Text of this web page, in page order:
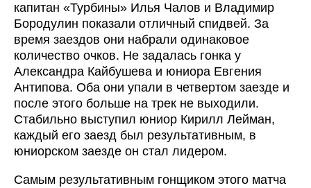
капитан «Турбины» Илья Чалов и Владимир
Бородулин показали отличный спидвей. За
время заездов они набрали одинаковое
количество очков. Не задалась гонка у
Александра Кайбушева и юниора Евгения
Антипова. Оба они упали в четвертом заезде и
после этого больше на трек не выходили.
Стабильно выступил юниор Кирилл Лейман,
каждый его заезд был результативным, в
юниорском заезде он стал лидером.
Самым результативным гонщиком этого матча